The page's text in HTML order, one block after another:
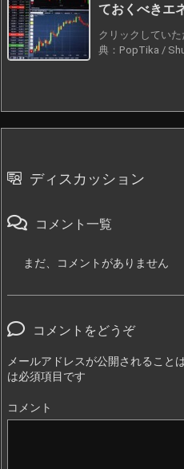
ておくべきエ
クリックしてい
典：PopTika /
ディスカッション
コメント一覧
まだ、コメントがありません
コメントをどうぞ
メールアドレスが公開されること
は必須項目です
コメント